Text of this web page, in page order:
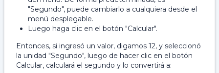
"Segundo", puede cambiarlo a cualquiera desde el
menú desplegable.
Luego haga clic en el botón "Calcular".
Entonces, si ingresó un valor, digamos 12, y seleccionó
la unidad "Segundo", luego de hacer clic en el botón
Calcular, calculará el segundo y lo convertirá a: